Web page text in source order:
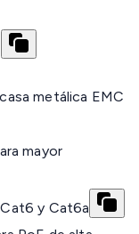
metálica EMC
mayor
y Cat6a